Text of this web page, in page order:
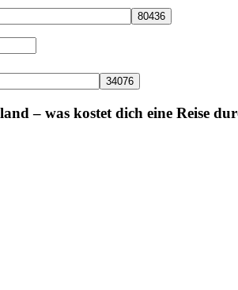
– was kostet dich eine Reise